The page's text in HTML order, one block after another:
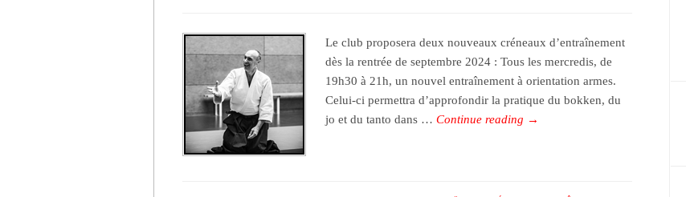
Le club proposera deux nouveaux créneaux d’entraînement
dès la rentrée de septembre 2024 : Tous les mercredis, de
19h30 à 21h, un nouvel entraînement à orientation armes.
Celui-ci permettra d’approfondir la pratique du bokken, du
jo et du tanto dans …Continue reading →